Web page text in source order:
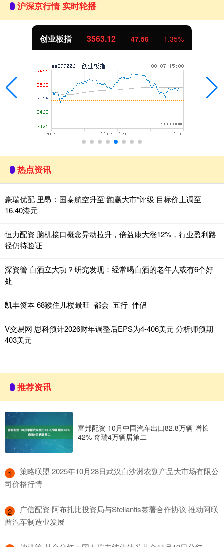
沪深京行情 实时轮播
创业板指 3563.12 47.56 1.35%
热点资讯
豪瑞优配 里昂：国泰航空升至“跑赢大市”评级 目标价上调至
16.40港元
恒力配资 脑机接口概念异动拉升，倍益康大涨12%，行业盈利路
径仍待验证
深资管 白酒立大功？研究发现：经常喝白酒的老年人或有6个好
处
凯丰资本 68猴住几楼最旺_都会_五行_伴侣
V交易网 思科预计2026财年调整后EPS为4-406美元 分析师预期
403美元
推荐资讯
富邦配资 10月中国汽车出口82.8万辆 增长
42% 奇瑞4万辆居第二
1
​策略联盟 2025年10月28日武汉白沙洲农副产品大市场有限公
司价格行情
2
​广信配资 阿布扎比投资局与Stellantis签署合作协议 推动阿联
酋汽车制造业发展